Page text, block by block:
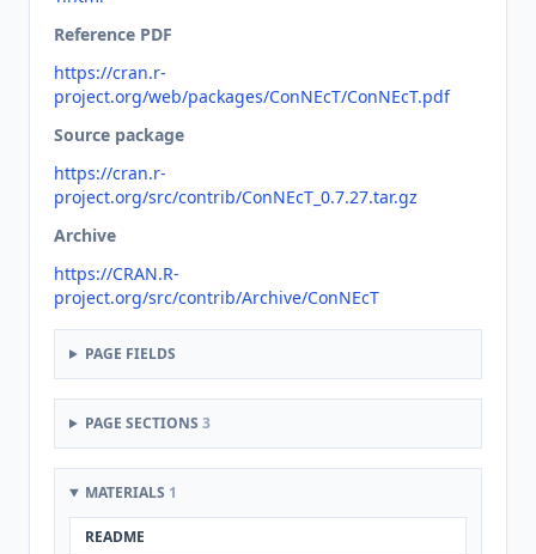
Reference PDF
https://cran.r-
project.org/web/packages/ConNEcT/ConNEcT.pdf
Source package
https://cran.r-
project.org/src/contrib/ConNEcT_0.7.27.tar.gz
Archive
https://CRAN.R-
project.org/src/contrib/Archive/ConNEcT
PAGE FIELDS
PAGE SECTIONS 3
MATERIALS 1
README